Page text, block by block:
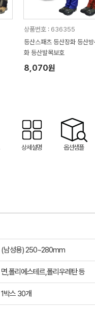
상품번호 : 636355
등산스패츠 등산장화 등산
화 등산발목보호
8,070원
상세설명 옵션샘플
(남성용) 250~280mm
면,폴리에스테르,폴리우레탄 등
1박스 30개